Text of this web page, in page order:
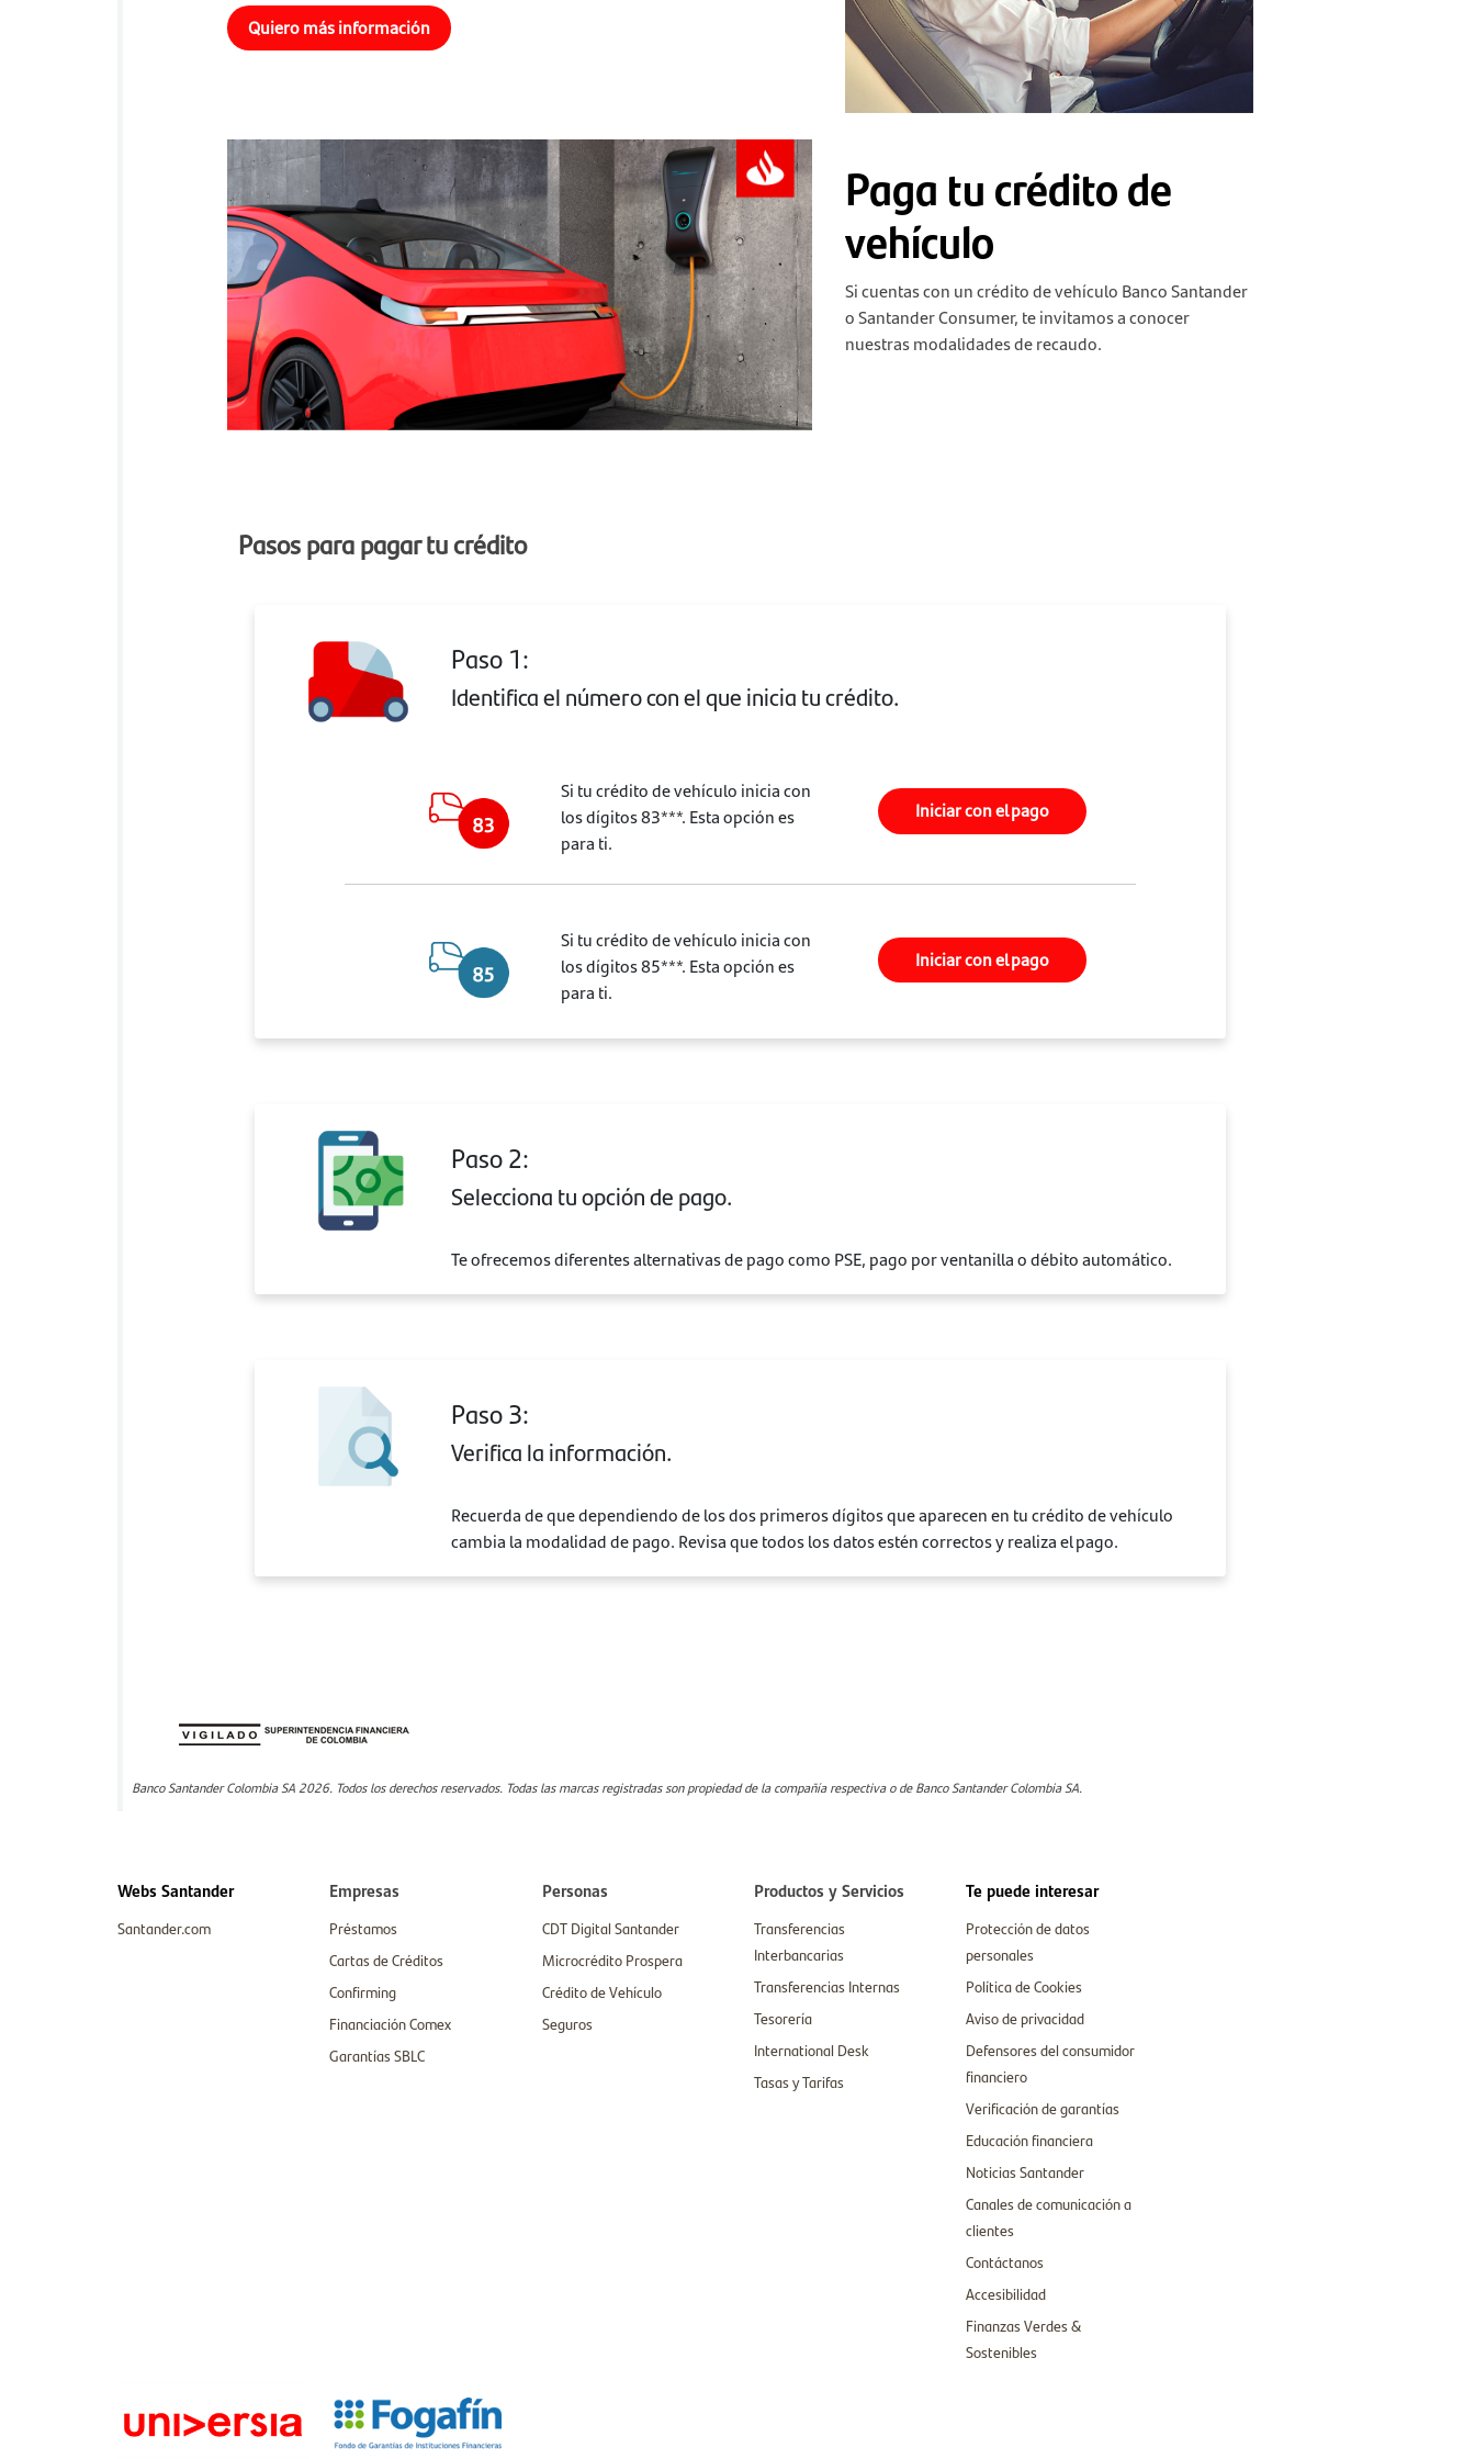
Quiero más información
Paga tu crédito de
vehículo
Si cuentas con un crédito de vehículo Banco Santander
o Santander Consumer, te invitamos a conocer
nuestras modalidades de recaudo.
Pasos para pagar tu crédito
Paso 1:
Identifica el número con el que inicia tu crédito.
Si tu crédito de vehículo inicia con
los dígitos 83***. Esta opción es
para ti.
Iniciar con el pago
Si tu crédito de vehículo inicia con
los dígitos 85***. Esta opción es
para ti.
Iniciar con el pago
Paso 2:
Selecciona tu opción de pago.
Te ofrecemos diferentes alternativas de pago como PSE, pago por ventanilla o débito automático.
Paso 3:
Verifica la información.
Recuerda de que dependiendo de los dos primeros dígitos que aparecen en tu crédito de vehículo
cambia la modalidad de pago. Revisa que todos los datos estén correctos y realiza el pago.
Banco Santander Colombia SA 2026. Todos los derechos reservados. Todas las marcas registradas son propiedad de la compañía respectiva o de Banco Santander Colombia SA.
Webs Santander
Santander.com
Empresas
Préstamos
Cartas de Créditos
Confirming
Financiación Comex
Garantías SBLC
Personas
CDT Digital Santander
Microcrédito Prospera
Crédito de Vehículo
Seguros
Productos y Servicios
Transferencias
Interbancarias
Transferencias Internas
Tesorería
International Desk
Tasas y Tarifas
Te puede interesar
Protección de datos
personales
Política de Cookies
Aviso de privacidad
Defensores del consumidor
financiero
Verificación de garantías
Educación financiera
Noticias Santander
Canales de comunicación a
clientes
Contáctanos
Accesibilidad
Finanzas Verdes &
Sostenibles